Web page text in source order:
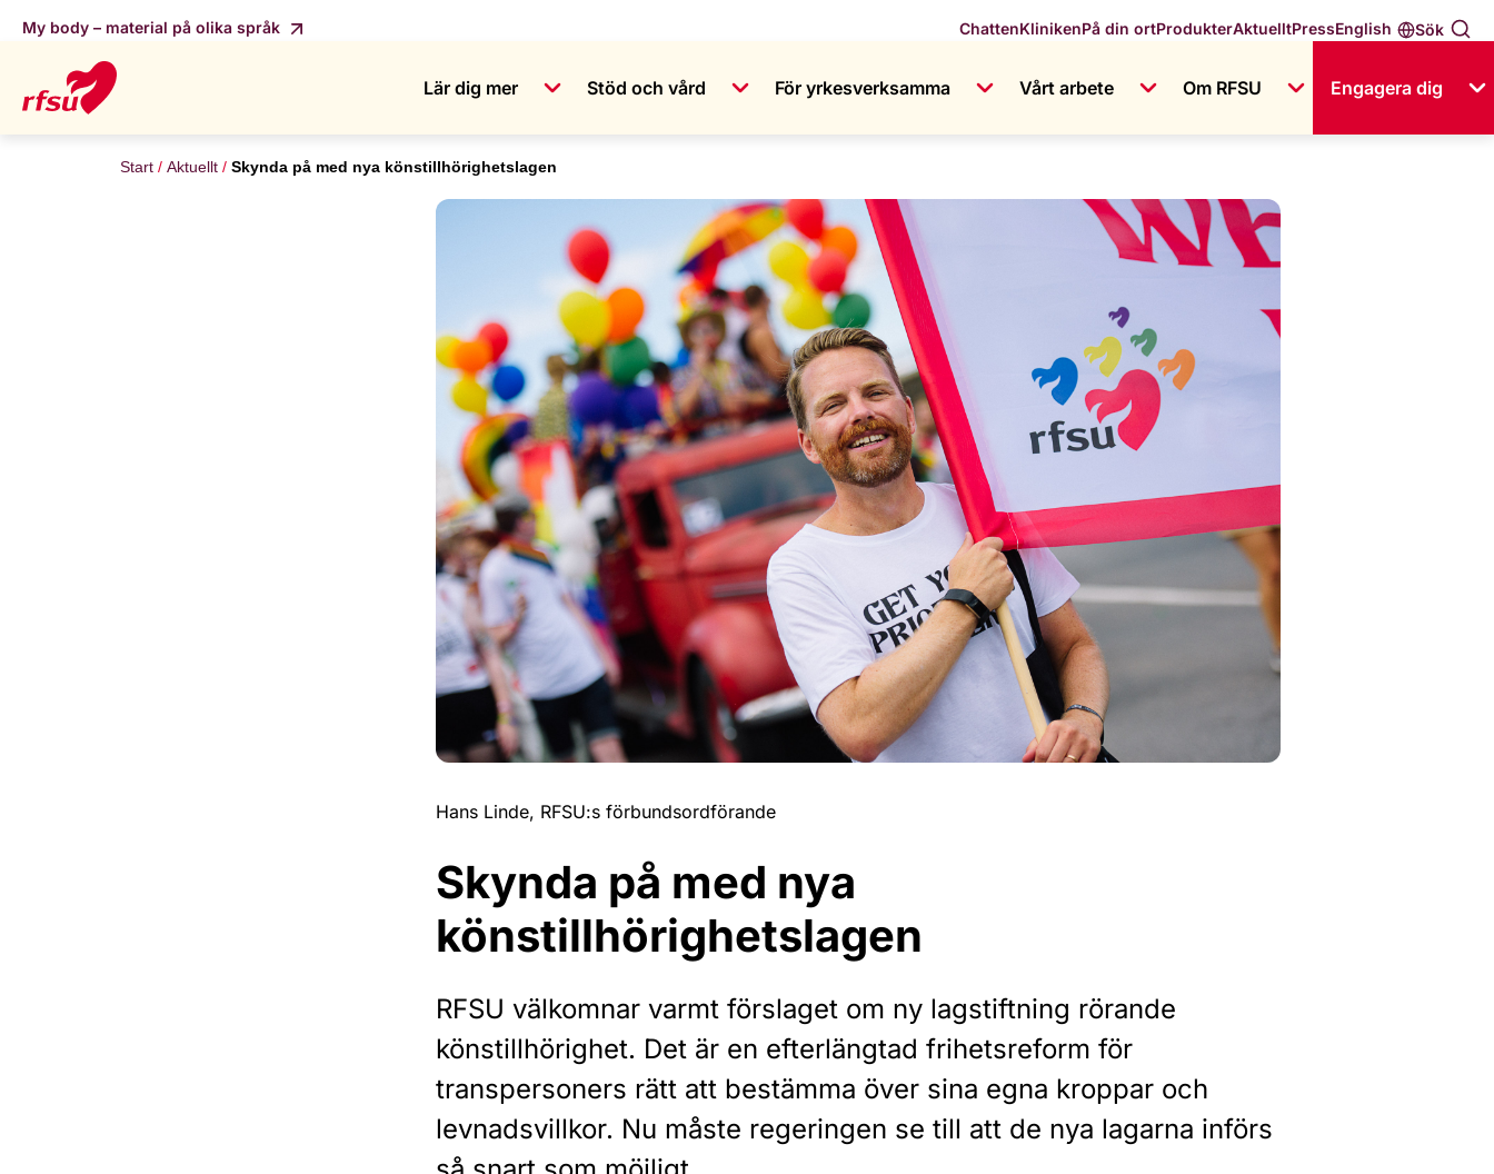
My body – material på olika språk Sök
English
ChattenKlinikenPå din ortProdukterAktuelltPress
Lär dig mer Stöd och vård För yrkesverksamma Vårt arbete Om RFSU Engagera dig
Start Aktuellt Skynda på med nya könstillhörighetslagen
Hans Linde, RFSU:s förbundsordförande
Skynda på med nya
könstillhörighetslagen
RFSU välkomnar varmt förslaget om ny lagstiftning rörande
könstillhörighet. Det är en efterlängtad frihetsreform för
transpersoners rätt att bestämma över sina egna kroppar och
levnadsvillkor. Nu måste regeringen se till att de nya lagarna införs